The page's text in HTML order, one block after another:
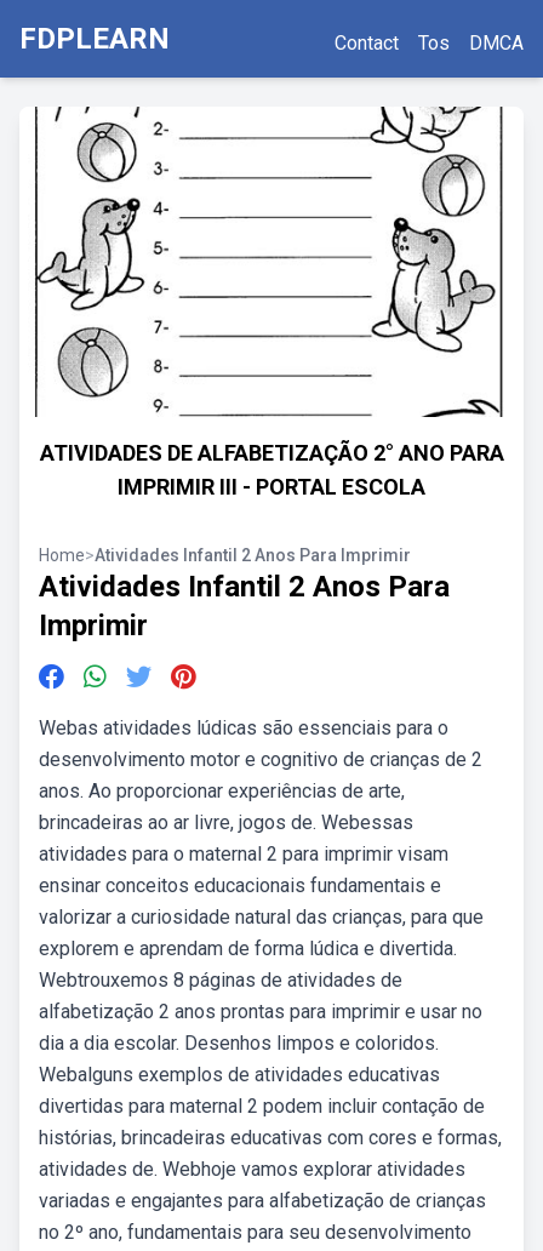
FDPLEARN Contact Tos DMCA
ATIVIDADES DE ALFABETIZAÇÃO 2° ANO PARA
IMPRIMIR III - PORTAL ESCOLA
Home>Atividades Infantil 2 Anos Para Imprimir
Atividades Infantil 2 Anos Para
Imprimir
Webas atividades lúdicas são essenciais para o
desenvolvimento motor e cognitivo de crianças de 2
anos. Ao proporcionar experiências de arte,
brincadeiras ao ar livre, jogos de. Webessas
atividades para o maternal 2 para imprimir visam
ensinar conceitos educacionais fundamentais e
valorizar a curiosidade natural das crianças, para que
explorem e aprendam de forma lúdica e divertida.
Webtrouxemos 8 páginas de atividades de
alfabetização 2 anos prontas para imprimir e usar no
dia a dia escolar. Desenhos limpos e coloridos.
Webalguns exemplos de atividades educativas
divertidas para maternal 2 podem incluir contação de
histórias, brincadeiras educativas com cores e formas,
atividades de. Webhoje vamos explorar atividades
variadas e engajantes para alfabetização de crianças
no 2º ano, fundamentais para seu desenvolvimento